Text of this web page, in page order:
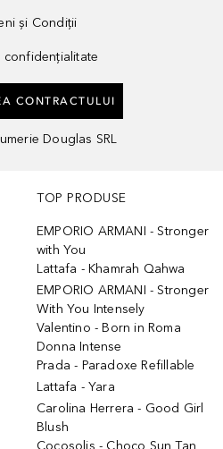
și Condiții
confidențialitate
CONTRACTULUI
Douglas SRL
TOP PRODUSE
EMPORIO ARMANI - Stronger
with You
Lattafa - Khamrah Qahwa
EMPORIO ARMANI - Stronger
With You Intensely
Valentino - Born in Roma
Donna Intense
Prada - Paradoxe Refillable
Lattafa - Yara
Carolina Herrera - Good Girl
Blush
Cocosolis - Choco Sun Tan